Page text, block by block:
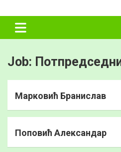
to
content
ФУДБАЛСКИ
САВЕЗ
ВЛАДИМИРЦИ
Job:
Марковић Бранислав
Поповић Александар